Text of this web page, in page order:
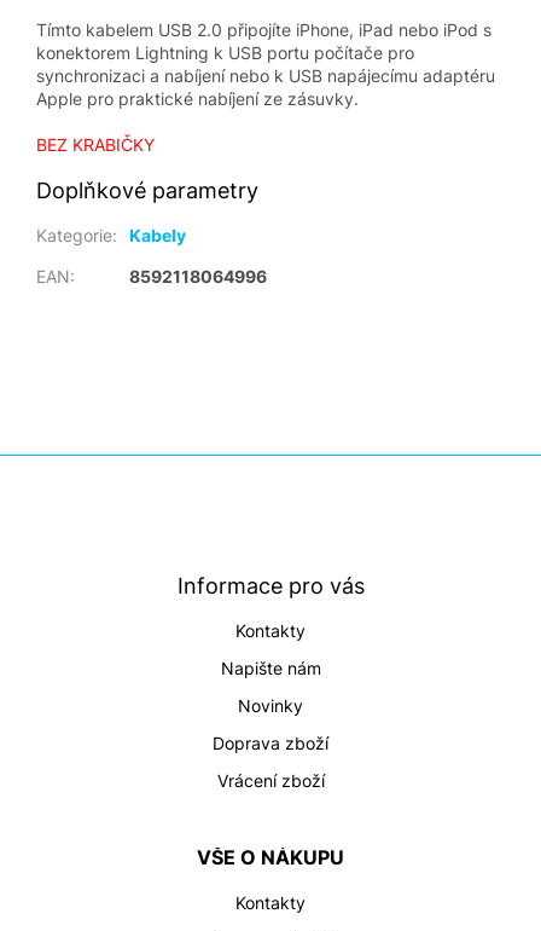
Tímto kabelem USB 2.0 připojíte iPhone, iPad nebo iPod s
konektorem Lightning k USB portu počítače pro
synchronizaci a nabíjení nebo k USB napájecímu adaptéru
Apple pro praktické nabíjení ze zásuvky.
BEZ KRABIČKY
Doplňkové parametry
Kategorie:
Kabely
EAN: 8592118064996
Informace pro vás
Kontakty
Napište nám
Novinky
Doprava zboží
Vrácení zboží
VŠE O NÁKUPU
Kontakty